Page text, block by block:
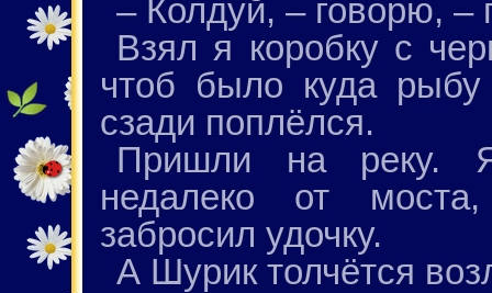
– Колдуй, – говорю, –
Взял я коробку с
чтоб было куда
сзади поплёлся.
Пришли на реку. Я
недалеко от
забросил удочку.
А Шурик толчётся